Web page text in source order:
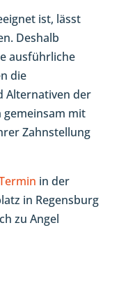
ist, lässt
Deshalb
ausführliche
die
Alternativen der
gemeinsam mit
Zahnstellung
in der
in Regensburg
zu Angel